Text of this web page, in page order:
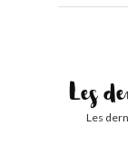
Les
Les